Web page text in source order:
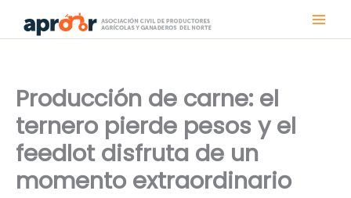
Producción de carne: el
ternero pierde pesos y el
feedlot disfruta de un
momento extraordinario